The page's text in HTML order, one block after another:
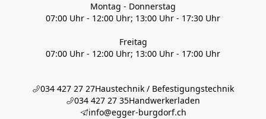
Montag - Donnerstag
07:00 Uhr - 12:00 Uhr; 13:00 Uhr - 17:30 Uhr
Freitag
07:00 Uhr - 12:00 Uhr; 13:00 Uhr - 17:00 Uhr
034 427 27 27Haustechnik / Befestigungstechnik
034 427 27 35Handwerkerladen
info@egger-burgdorf.ch